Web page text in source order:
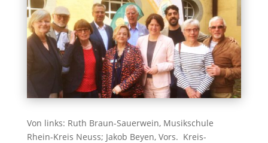
Von links: Ruth Braun-Sauerwein, Musikschule
Rhein-Kreis Neuss; Jakob Beyen, Vors. Kreis-